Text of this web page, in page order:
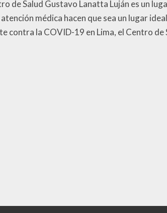
de Salud Gustavo Lanatta Luján es un
médica hacen que sea un lugar
contra la COVID-19 en Lima, el Centro